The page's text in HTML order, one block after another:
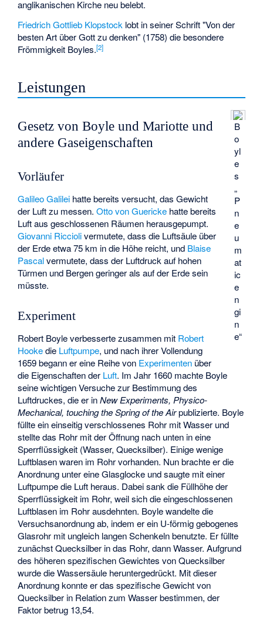
anglikanischen Kirche neu belebt.
Friedrich Gottlieb Klopstock lobt in seiner Schrift "Von der
besten Art über Gott zu denken" (1758) die besondere
Frömmigkeit Boyles.[2]
Leistungen
B
o
yl
e
s
„
P
n
e
u
m
at
ic
e
n
gi
n
e“
Gesetz von Boyle und Mariotte und
andere Gaseigenschaften
Vorläufer
Galileo Galilei hatte bereits versucht, das Gewicht
der Luft zu messen.Otto von Guericke hatte bereits
Luft aus geschlossenen Räumen herausgepumpt.
Giovanni Ricciolivermutete, dass die Luftsäule über
der Erde etwa 75 km in die Höhe reicht, und Blaise
Pascalvermutete, dass der Luftdruck auf hohen
Türmen und Bergen geringer als auf der Erde sein
müsste.
Experiment
Robert Boyle verbesserte zusammen mit Robert
Hookedie Luftpumpe, und nach ihrer Vollendung
1659 begann er eine Reihe von Experimenten über
die Eigenschaften der Luft. Im Jahr 1660 machte Boyle
seine wichtigen Versuche zur Bestimmung des
Luftdruckes, die er inNew Experiments, Physico-
Mechanical, touching the Spring of the Airpublizierte. Boyle
füllte ein einseitig verschlossenes Rohr mit Wasser und
stellte das Rohr mit der Öffnung nach unten in eine
Sperrflüssigkeit (Wasser, Quecksilber). Einige wenige
Luftblasen waren im Rohr vorhanden. Nun brachte er die
Anordnung unter eine Glasglocke und saugte mit einer
Luftpumpe die Luft heraus. Dabei sank die Füllhöhe der
Sperrflüssigkeit im Rohr, weil sich die eingeschlossenen
Luftblasen im Rohr ausdehnten. Boyle wandelte die
Versuchsanordnung ab, indem er ein U-förmig gebogenes
Glasrohr mit ungleich langen Schenkeln benutzte. Er füllte
zunächst Quecksilber in das Rohr, dann Wasser. Aufgrund
des höheren spezifischen Gewichtes von Quecksilber
wurde die Wassersäule heruntergedrückt. Mit dieser
Anordnung konnte er das spezifische Gewicht von
Quecksilber in Relation zum Wasser bestimmen, der
Faktor betrug 13,54.